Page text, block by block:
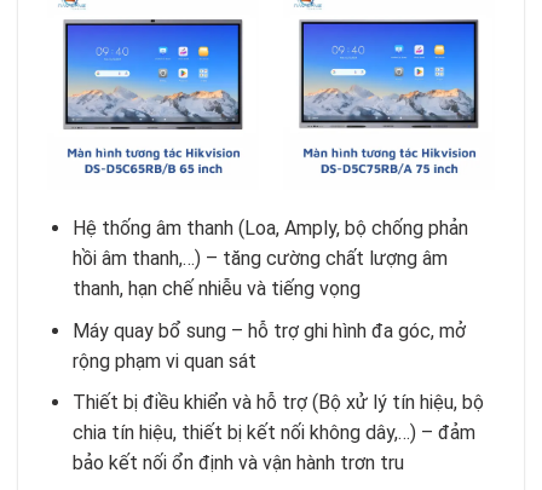
Hệ thống âm thanh (Loa, Amply, bộ chống phản
hồi âm thanh,…) – tăng cường chất lượng âm
thanh, hạn chế nhiễu và tiếng vọng
Máy quay bổ sung – hỗ trợ ghi hình đa góc, mở
rộng phạm vi quan sát
Thiết bị điều khiển và hỗ trợ (Bộ xử lý tín hiệu, bộ
chia tín hiệu, thiết bị kết nối không dây,…) – đảm
bảo kết nối ổn định và vận hành trơn tru